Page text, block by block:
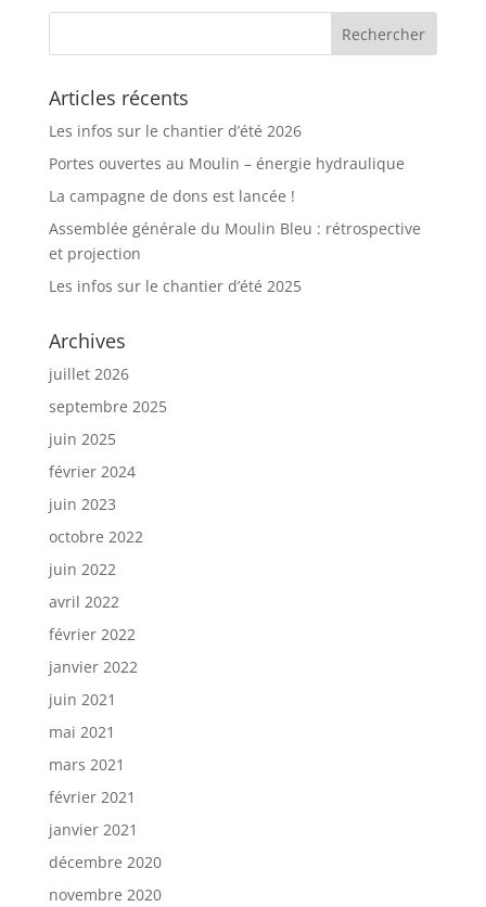
Articles récents
Les infos sur le chantier d’été 2026
Portes ouvertes au Moulin – énergie hydraulique
La campagne de dons est lancée !
Assemblée générale du Moulin Bleu : rétrospective
et projection
Les infos sur le chantier d’été 2025
Archives
juillet 2026
septembre 2025
juin 2025
février 2024
juin 2023
octobre 2022
juin 2022
avril 2022
février 2022
janvier 2022
juin 2021
mai 2021
mars 2021
février 2021
janvier 2021
décembre 2020
novembre 2020